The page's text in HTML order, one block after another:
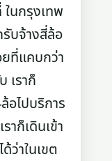
นกรุงเทพ
บจ้างสี่ล้อ
ยที่แคบกว่า
เราก็
อไปบริการ
าก็เดินเข้า
ว่าในเขต